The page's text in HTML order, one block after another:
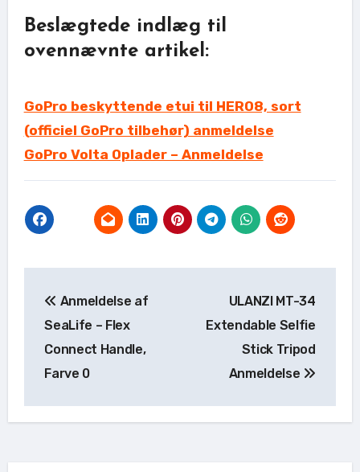
Beslægtede indlæg til
ovennævnte artikel:
GoPro beskyttende etui til HERO8, sort
(officiel GoPro tilbehør) anmeldelse
GoPro Volta Oplader – Anmeldelse
Anmeldelse af
SeaLife – Flex
Connect Handle,
Farve 0
ULANZI MT-34
Extendable Selfie
Stick Tripod
Anmeldelse